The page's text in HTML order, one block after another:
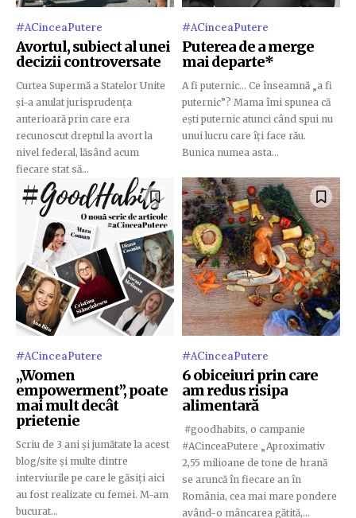
#ACinceaPutere
Avortul, subiect al unei
decizii controversate
Curtea Supermă a Statelor Unite
și-a anulat jurisprudența
anterioară prin care era
recunoscut dreptul la avort la
nivel federal, lăsând acum
fiecare stat să...
#ACinceaPutere
Puterea de a merge
mai departe*
A fi puternic... Ce înseamnă „a fi
puternic”? Mama îmi spunea că
ești puternic atunci când spui nu
unui lucru care îți face rău.
Bunica numea asta...
#ACinceaPutere
„Women
empowerment”, poate
mai mult decât
prietenie
Scriu de 3 ani și jumătate la acest
blog/site și multe dintre
interviurile pe care le găsiți aici
au fost realizate cu femei. M-am
bucurat...
#ACinceaPutere
6 obiceiuri prin care
am redus risipa
alimentară
#goodhabits, o campanie
#ACinceaPutere „Aproximativ
2,55 milioane de tone de hrană
se aruncă în fiecare an în
România, cea mai mare pondere
având-o mâncarea gătită,...